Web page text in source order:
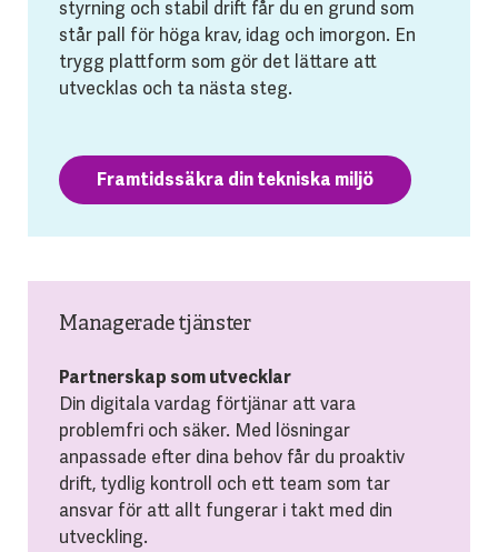
styrning och stabil drift får du en grund som
står pall för höga krav, idag och imorgon. En
trygg plattform som gör det lättare att
utvecklas och ta nästa steg.
Framtidssäkra din tekniska miljö
Managerade tjänster
Partnerskap som utvecklar
Din digitala vardag förtjänar att vara
problemfri och säker. Med lösningar
anpassade efter dina behov får du proaktiv
drift, tydlig kontroll och ett team som tar
ansvar för att allt fungerar i takt med din
utveckling.